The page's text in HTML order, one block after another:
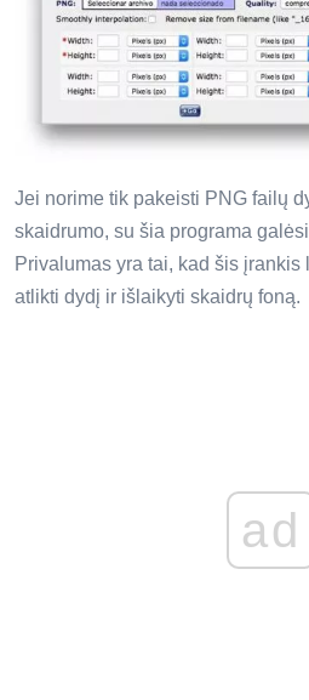
Jei norime tik pakeisti PNG failų
skaidrumo, su šia programa
Privalumas yra tai, kad šis
atlikti dydį ir išlaikyti skaidrų foną.
ad